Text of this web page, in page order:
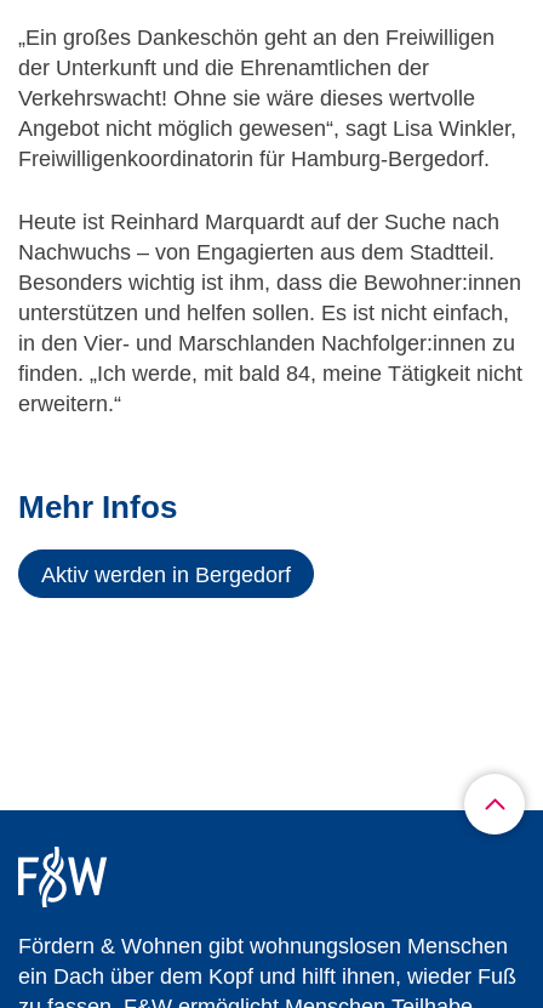
„Ein großes Dankeschön geht an den Freiwilligen
der Unterkunft und die Ehrenamtlichen der
Verkehrswacht! Ohne sie wäre dieses wertvolle
Angebot nicht möglich gewesen“, sagt Lisa Winkler,
Freiwilligenkoordinatorin für Hamburg-Bergedorf.
Heute ist Reinhard Marquardt auf der Suche nach
Nachwuchs – von Engagierten aus dem Stadtteil.
Besonders wichtig ist ihm, dass die Bewohner:innen
unterstützen und helfen sollen. Es ist nicht einfach,
in den Vier- und Marschlanden Nachfolger:innen zu
finden. „Ich werde, mit bald 84, meine Tätigkeit nicht
erweitern.“
Mehr Infos
Aktiv werden in Bergedorf
Fördern & Wohnen gibt wohnungslosen Menschen
ein Dach über dem Kopf und hilft ihnen, wieder Fuß